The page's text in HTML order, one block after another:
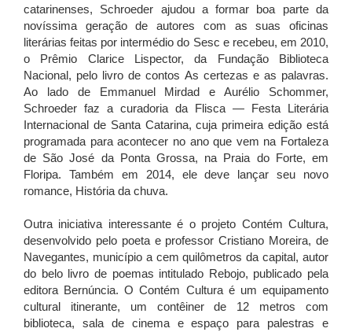
catarinenses, Schroeder ajudou a formar boa parte da
novíssima geração de autores com as suas oficinas
literárias feitas por intermédio do Sesc e recebeu, em 2010,
o Prêmio Clarice Lispector, da Fundação Biblioteca
Nacional, pelo livro de contos As certezas e as palavras.
Ao lado de Emmanuel Mirdad e Aurélio Schommer,
Schroeder faz a curadoria da Flisca — Festa Literária
Internacional de Santa Catarina, cuja primeira edição está
programada para acontecer no ano que vem na Fortaleza
de São José da Ponta Grossa, na Praia do Forte, em
Floripa. Também em 2014, ele deve lançar seu novo
romance, História da chuva.
Outra iniciativa interessante é o projeto Contém Cultura,
desenvolvido pelo poeta e professor Cristiano Moreira, de
Navegantes, município a cem quilômetros da capital, autor
do belo livro de poemas intitulado Rebojo, publicado pela
editora Bernúncia. O Contém Cultura é um equipamento
cultural itinerante, um contêiner de 12 metros com
biblioteca, sala de cinema e espaço para palestras e